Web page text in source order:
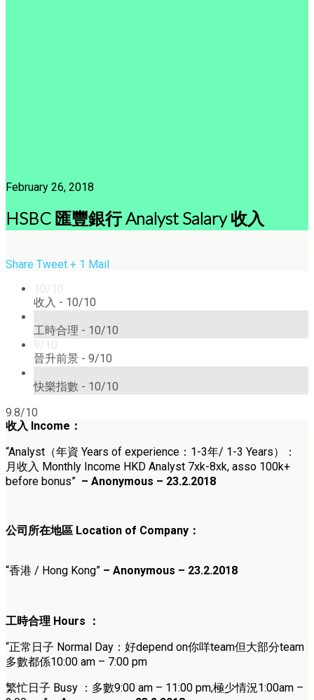
February 26, 2018
HSBC 匯豐銀行 Analyst Salary 收入
Share Tweet + 1 Mail
10/10
收入 - 10/10
工時合理 - 10/10
9/10
晉升前景 - 9/10
快樂指數 - 10/10
9.8/10
收入 Income ：
“Analyst（年資 Years of experience：1-3年/ 1-3 Years）
：
月收入 Monthly Income HKD Analyst 7xk-8xk, asso 100k+
before bonus” – Anonymous – 23.2.2018
公司所在地區 Location of Company：
“香港 / Hong Kong” – Anonymous – 23.2.2018
工時合理 Hours ：
“正常日子 Normal Day：好depend on你咩team但大部分team
多數都係10:00 am – 7:00 pm
繁忙日子 Busy ：多數9:00 am – 11:00 pm,極少情況1:00am –